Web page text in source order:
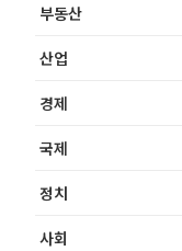
부동산
산업
경제
국제
정치
사회